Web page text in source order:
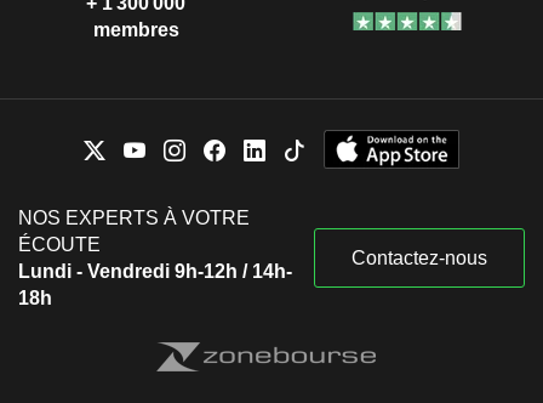
membres
NOS EXPERTS À VOTRE
ÉCOUTE
Lundi - Vendredi 9h-12h / 14h-
18h
Contactez-nous